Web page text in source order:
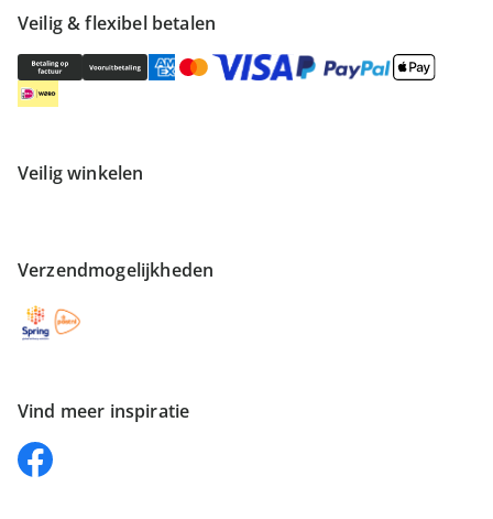
Veilig & flexibel betalen
Veilig winkelen
Verzendmogelijkheden
Vind meer inspiratie